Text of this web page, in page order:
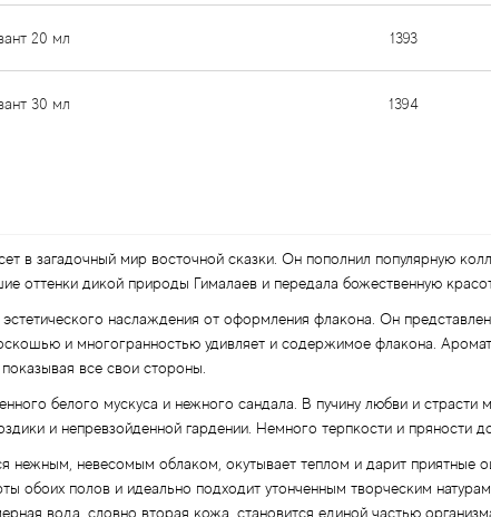
20 мл 1393
30 мл 1394
в загадочный мир восточной сказки. Он пополнил популярную
дикой природы Гималаев и передала божественную
наслаждения от оформления флакона. Он
и многогранностью удивляет и содержимое флакона.
все свои стороны.
белого мускуса и нежного сандала. В пучину любви и страсти
и непревзойденной гардении. Немного терпкости и пряности
нежным, невесомым облаком, окутывает теплом и дарит
обоих полов и идеально подходит утонченным творческим
вода, словно вторая кожа, становится единой частью